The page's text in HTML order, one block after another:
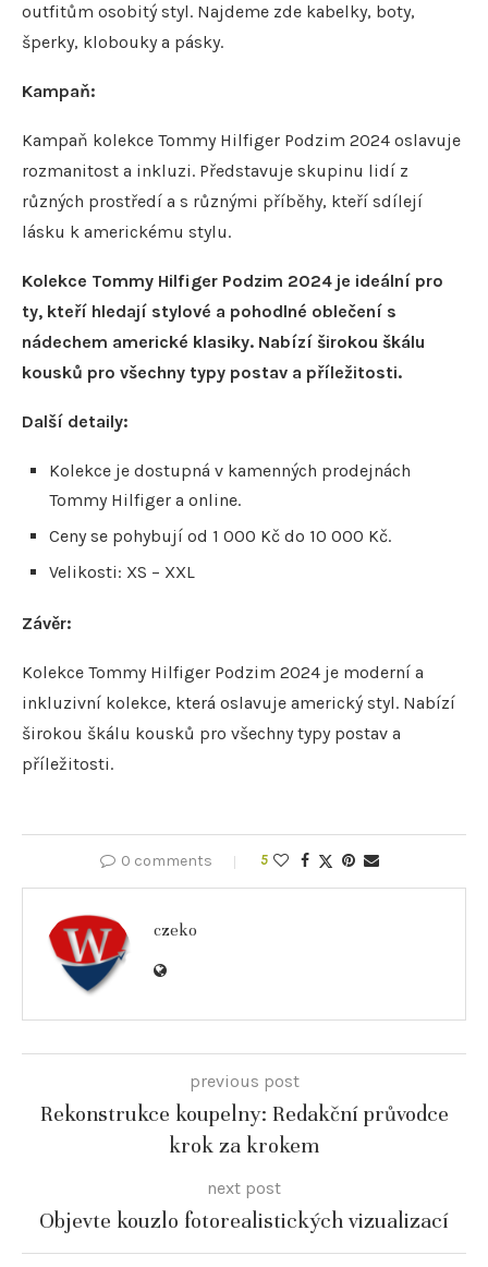
outfitům osobitý styl. Najdeme zde kabelky, boty,
šperky, klobouky a pásky.
Kampaň:
Kampaň kolekce Tommy Hilfiger Podzim 2024 oslavuje
rozmanitost a inkluzi. Představuje skupinu lidí z
různých prostředí a s různými příběhy, kteří sdílejí
lásku k americkému stylu.
Kolekce Tommy Hilfiger Podzim 2024 je ideální pro
ty, kteří hledají stylové a pohodlné oblečení s
nádechem americké klasiky. Nabízí širokou škálu
kousků pro všechny typy postav a příležitosti.
Další detaily:
Kolekce je dostupná v kamenných prodejnách
Tommy Hilfiger a online.
Ceny se pohybují od 1 000 Kč do 10 000 Kč.
Velikosti: XS – XXL
Závěr:
Kolekce Tommy Hilfiger Podzim 2024 je moderní a
inkluzivní kolekce, která oslavuje americký styl. Nabízí
širokou škálu kousků pro všechny typy postav a
příležitosti.
0 comments 5
czeko
previous post
Rekonstrukce koupelny: Redakční průvodce
krok za krokem
next post
Objevte kouzlo fotorealistických vizualizací